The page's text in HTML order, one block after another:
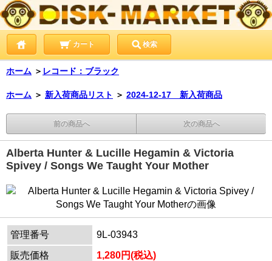
カート 検索
ホーム ＞ レコード：ブラック
ホーム ＞ 新入荷商品リスト ＞ 2024-12-17 新入荷商品
前の商品へ 次の商品へ
Alberta Hunter & Lucille Hegamin & Victoria
Spivey / Songs We Taught Your Mother
管理番号
9L-03943
販売価格
1,280円(税込)